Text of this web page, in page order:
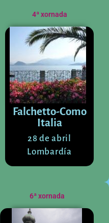
4ª xornada
Falchetto-Como
Italia
28 de abril
Lombardía
6ª xornada